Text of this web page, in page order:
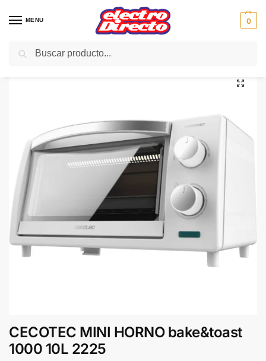
MENU 0
Inicio PAE / Cocina / Hornos de Sobremesa
CECOTEC MINI HORNO bake&toast
1000 10L 2225